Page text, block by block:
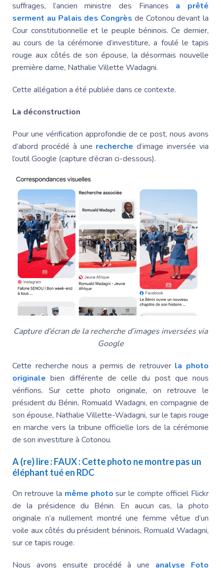
suffrages, l’ancien ministre des Finances a prêté
serment au Palais des Congrès de Cotonou devant la
Cour constitutionnelle et le peuple béninois. Ce dernier,
au cours de la cérémonie d’investiture, a foulé le tapis
rouge aux côtés de son épouse, la désormais nouvelle
première dame, Nathalie Villette Wadagni.
Cette allégation a été publiée dans ce contexte.
La déconstruction
Pour une vérification approfondie de ce post, nous avons
d’abord procédé à une recherche d’image inversée via
l’outil Google (capture d’écran ci-dessous).
Capture d’écran de la recherche d’images inversées via
Google
Cette recherche nous a permis de retrouver la photo
originale bien différente de celle du post que nous
vérifions. Sur cette photo originale, on retrouve le
président du Bénin, Romuald Wadagni, en compagnie de
son épouse, Nathalie Villette-Wadagni, sur le tapis rouge
en marche vers la tribune officielle lors de la cérémonie
de son investiture à Cotonou.
A (re) lire :FAUX : Cette photo ne montre pas un
éléphant tué en RDC
On retrouve la même photo sur le compte officiel Flickr
de la présidence du Bénin. En aucun cas, la photo
originale n’a nullement montré une femme vêtue d’un
voile aux côtés du président béninois, Romuald Wadagni,
sur ce tapis rouge.
Nous avons ensuite procédé à une analyse Foto